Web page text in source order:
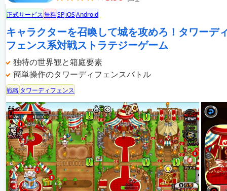
正式サービス無料SPiOSAndroid
キャラクターを召喚して城を攻めろ！タワーデ
フェンス系対戦ストラテジーゲーム
独特の世界観と箱庭要素
簡単操作のタワーディフェンスバトル
戦略タワーディフェンス